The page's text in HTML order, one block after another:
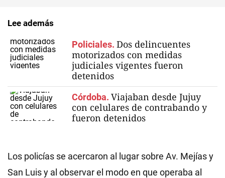
Lee además
Policiales. Dos delincuentes
motorizados con medidas
judiciales vigentes fueron
detenidos
Córdoba. Viajaban desde Jujuy
con celulares de contrabando y
fueron detenidos
Los policías se acercaron al lugar sobre Av. Mejías y
San Luis y al observar el modo en que operaba al